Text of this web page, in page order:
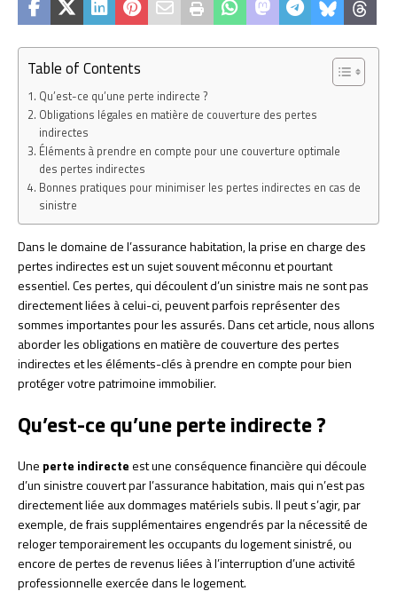
Table of Contents
Qu’est-ce qu’une perte indirecte ?
Obligations légales en matière de couverture des pertes
indirectes
Éléments à prendre en compte pour une couverture optimale
des pertes indirectes
Bonnes pratiques pour minimiser les pertes indirectes en cas de
sinistre
Dans le domaine de l’assurance habitation, la prise en charge des
pertes indirectes est un sujet souvent méconnu et pourtant
essentiel. Ces pertes, qui découlent d’un sinistre mais ne sont pas
directement liées à celui-ci, peuvent parfois représenter des
sommes importantes pour les assurés. Dans cet article, nous allons
aborder les obligations en matière de couverture des pertes
indirectes et les éléments-clés à prendre en compte pour bien
protéger votre patrimoine immobilier.
Qu’est-ce qu’une perte indirecte ?
Une perte indirecteest une conséquence financière qui découle
d’un sinistre couvert par l’assurance habitation, mais qui n’est pas
directement liée aux dommages matériels subis. Il peut s’agir, par
exemple, de frais supplémentaires engendrés par la nécessité de
reloger temporairement les occupants du logement sinistré, ou
encore de pertes de revenus liées à l’interruption d’une activité
professionnelle exercée dans le logement.